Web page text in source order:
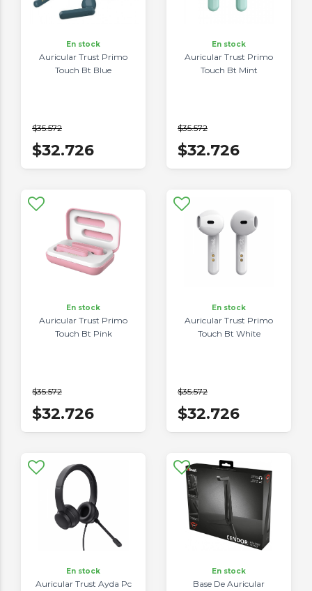
En stock
Auricular Trust Primo
Touch Bt Blue
$35.572
$32.726
En stock
Auricular Trust Primo
Touch Bt Mint
$35.572
$32.726
En stock
Auricular Trust Primo
Touch Bt Pink
$35.572
$32.726
En stock
Auricular Trust Primo
Touch Bt White
$35.572
$32.726
En stock
Auricular Trust Ayda Pc
En stock
Base De Auricular